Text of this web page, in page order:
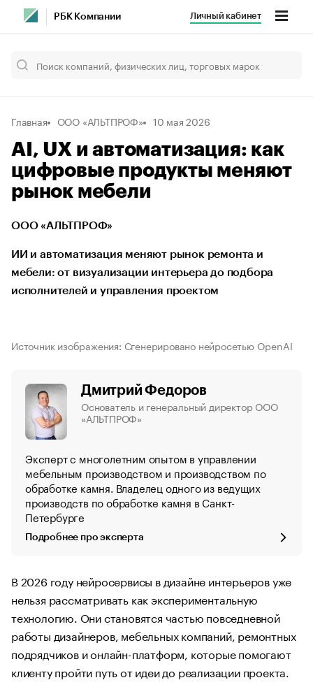
РБК Компании Личный кабинет
Главная ООО «АЛЬТПРОФ» 10 мая 2026
AI, UX и автоматизация: как
цифровые продукты меняют
рынок мебели
ООО «АЛЬТПРОФ»
ИИ и автоматизация меняют рынок ремонта и
мебели: от визуализации интерьера до подбора
исполнителей и управления проектом
Источник изображения: Сгенерировано нейросетью OpenAI
Дмитрий Федоров
Основатель и генеральный директор ООО
«АЛЬТПРОФ»
Эксперт с многолетним опытом в управлении
мебельным производством и производством по
обработке камня. Владелец одного из ведущих
производств по обработке камня в Санкт-
Петербурге
Подробнее про эксперта
В 2026 году нейросервисы в дизайне интерьеров уже
нельзя рассматривать как экспериментальную
технологию. Они становятся частью повседневной
работы дизайнеров, мебельных компаний, ремонтных
подрядчиков и онлайн-платформ, которые помогают
клиенту пройти путь от идеи до реализации проекта.